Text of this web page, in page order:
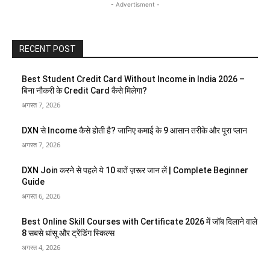
- Advertisment -
RECENT POST
Best Student Credit Card Without Income in India 2026 –
बिना नौकरी के Credit Card कैसे मिलेगा?
अगस्त 7, 2026
DXN से Income कैसे होती है? जानिए कमाई के 9 आसान तरीके और पूरा प्लान
अगस्त 7, 2026
DXN Join करने से पहले ये 10 बातें ज़रूर जान लें | Complete Beginner
Guide
अगस्त 6, 2026
Best Online Skill Courses with Certificate 2026 में जॉब दिलाने वाले
8 सबसे धांसू और ट्रेंडिंग स्किल्स
अगस्त 4, 2026